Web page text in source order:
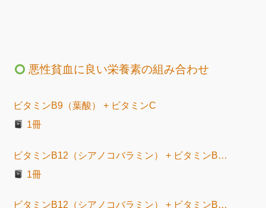
悪性貧血に良い栄養素の組み合わせ
ビタミンB9（葉酸） + ビタミンC
1冊
ビタミンB12（シアノコバラミン） + ビタミンB9（葉酸）
1冊
ビタミンB12（シアノコバラミン） + ビタミンB9（葉酸） + ビタミンC